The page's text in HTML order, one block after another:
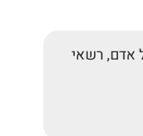
או בשלומו של אדם, רשאי